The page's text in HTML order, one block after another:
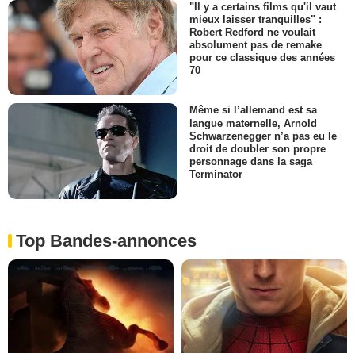
"Il y a certains films qu'il vaut
mieux laisser tranquilles" :
Robert Redford ne voulait
absolument pas de remake
pour ce classique des années
70
Même si l’allemand est sa
langue maternelle, Arnold
Schwarzenegger n’a pas eu le
droit de doubler son propre
personnage dans la saga
Terminator
Top Bandes-annonces